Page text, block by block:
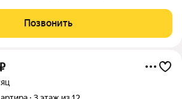
камин, который добавляет уют и тепло
Позвонить